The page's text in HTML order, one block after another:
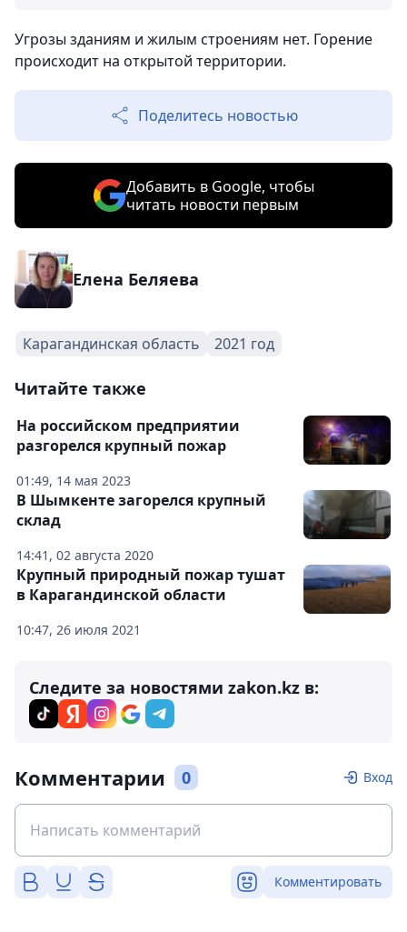
Угрозы зданиям и жилым строениям нет. Горение
происходит на открытой территории.
Поделитесь новостью
Добавить в Google, чтобы
читать новости первым
Елена Беляева
Карагандинская область 2021 год
Читайте также
01:49, 14 мая 2023
На российском предприятии
разгорелся крупный пожар
14:41, 02 августа 2020
В Шымкенте загорелся крупный
склад
10:47, 26 июля 2021
Крупный природный пожар тушат
в Карагандинской области
Следите за новостями zakon.kz в:
Комментарии 0 Вход
Комментировать